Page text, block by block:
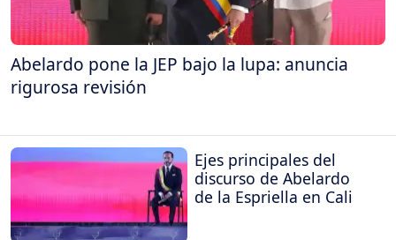
Abelardo pone la JEP bajo la lupa: anuncia
rigurosa revisión
Ejes principales del
discurso de Abelardo
de la Espriella en Cali